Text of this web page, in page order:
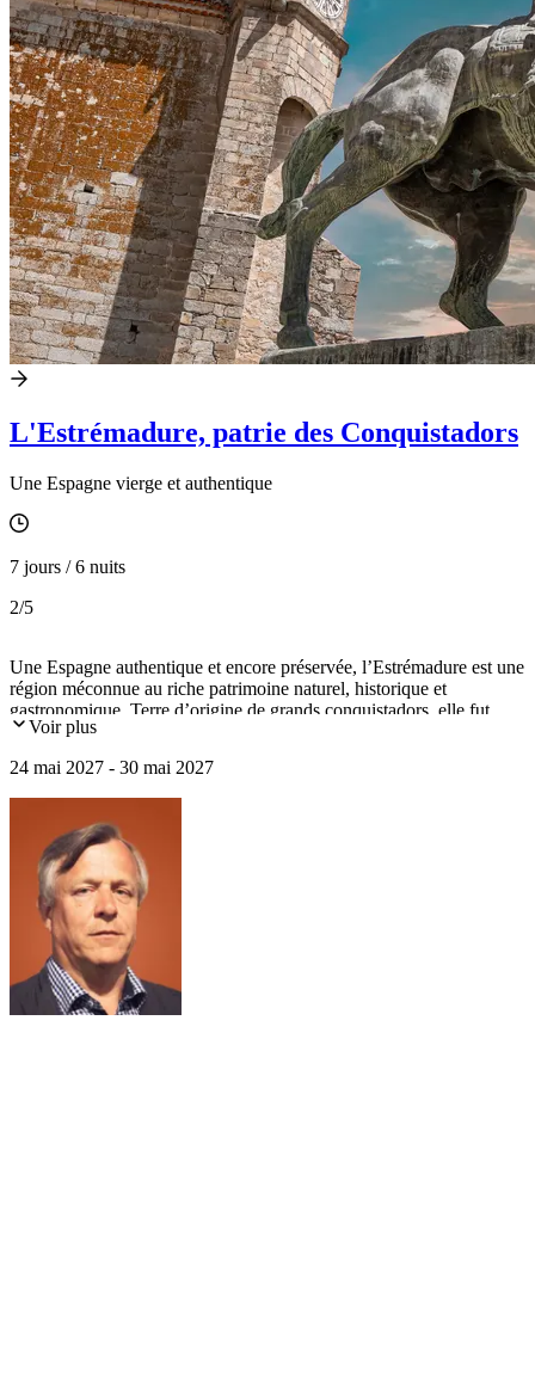
L'Estrémadure, patrie des Conquistadors
Une Espagne vierge et authentique
7 jours / 6 nuits
2/5
Une Espagne authentique et encore préservée, l’Estrémadure est une
région méconnue au riche patrimoine naturel, historique et
gastronomique. Terre d’origine de grands conquistadors, elle fut
autrefois une importante province romaine peuplée de vétérans
que des sites classés à l’UNESCO comme Mérida, Cáceres et le
monastère de Guadalupe. Il permet aussi de profiter de nuits en
paradores, ces hôtels installés dans des bâtiments historiques.
Voir plus
24 mai 2027 - 30 mai 2027